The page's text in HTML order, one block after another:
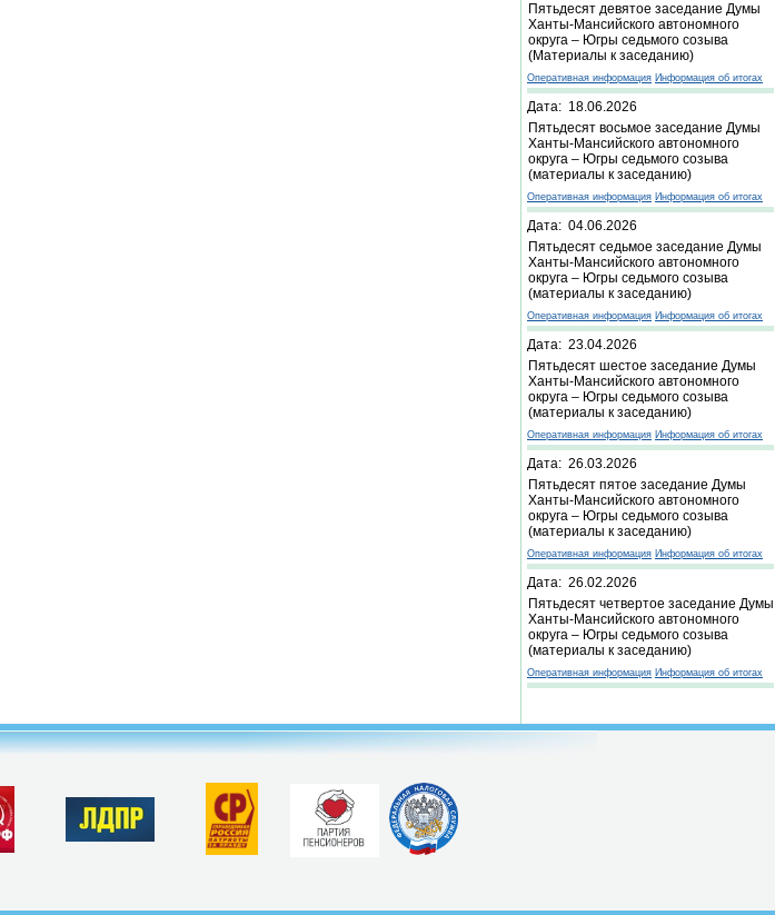
Пятьдесят девятое заседание Думы
Ханты-Мансийского автономного
округа – Югры седьмого созыва
(Материалы к заседанию)
Оперативная информация Информация об итогах
Дата: 18.06.2026
Пятьдесят восьмое заседание Думы
Ханты-Мансийского автономного
округа – Югры седьмого созыва
(материалы к заседанию)
Оперативная информация Информация об итогах
Дата: 04.06.2026
Пятьдесят седьмое заседание Думы
Ханты-Мансийского автономного
округа – Югры седьмого созыва
(материалы к заседанию)
Оперативная информация Информация об итогах
Дата: 23.04.2026
Пятьдесят шестое заседание Думы
Ханты-Мансийского автономного
округа – Югры седьмого созыва
(материалы к заседанию)
Оперативная информация Информация об итогах
Дата: 26.03.2026
Пятьдесят пятое заседание Думы
Ханты-Мансийского автономного
округа – Югры седьмого созыва
(материалы к заседанию)
Оперативная информация Информация об итогах
Дата: 26.02.2026
Пятьдесят четвертое заседание Думы
Ханты-Мансийского автономного
округа – Югры седьмого созыва
(материалы к заседанию)
Оперативная информация Информация об итогах